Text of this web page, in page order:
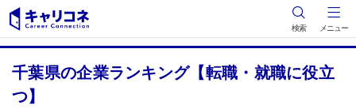
検索 メニュー
千葉県の企業ランキング【転職・就職に役立
つ】